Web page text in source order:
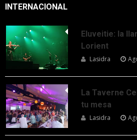
INTERNACIONAL
Eluveitie: la
Lorient
Lasidra
La Taverne
tu mesa
Lasidra